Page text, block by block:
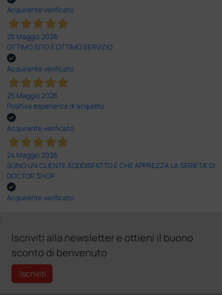
Acquirente verificato
25 Maggio 2026
OTTIMO SITO E OTTIMO SERVIZIO
Acquirente verificato
25 Maggio 2026
Positiva esperienza di acquisto
Acquirente verificato
24 Maggio 2026
SONO UN CLIENTE SODDISFATTO E CHE APPREZZA LA SERIETA' DI
DOCTOR SHOP
Acquirente verificato
;
Iscriviti alla newsletter e ottieni il buono
sconto di benvenuto
Iscriviti